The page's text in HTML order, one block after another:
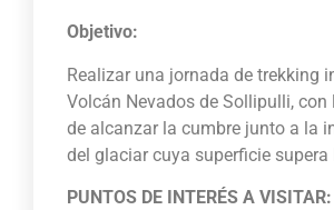
Objetivo:
Realizar una jornada de trekking
Volcán Nevados de Sollipulli,
de alcanzar la cumbre junto a la
del glaciar cuya superficie supera
PUNTOS DE INTERÉS A VISITAR: